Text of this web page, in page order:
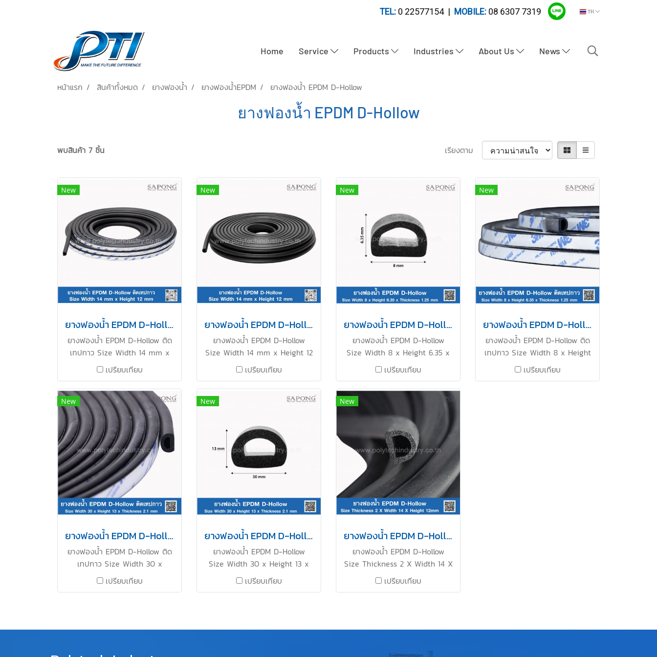
TEL:0 22577154 | MOBILE: 08 6307 7319 TH
Home Service Products Industries About Us News
หน้าแรก สินค้าทั้งหมด ยางฟองน้ำ ยางฟองน้ำEPDM ยางฟองน้ำ EPDM D-Hollow
ยางฟองน้ำ EPDM D-Hollow
พบสินค้า 7 ชิ้น เรียงตาม
New
ยางฟองน้ำ EPDM D-Hollow ติดเทปกาว 14x12mm
ยางฟองน้ำ EPDM D-Hollow ติด
เทปกาว Size Width 14 mm x
Height 12 mm ทนสภาพแวดล้อม
ต่อการเสื่อมสภาพ อายุการใช้งาน
ยาวนาน โครงสร้าง Closed-cell
มีความยืดหยุ่นสูง รักษารูปทรงได้ดี
เยี่ยม คืนตัวได้ดี ทนความร้อนได้สูง
ถึง up to +160ºC Tel : 0-2257-
7154 / MB : 086-307-7319 /
Line OA : @PTIRUBBER
เปรียบเทียบ
New
ยางฟองน้ำ EPDM D-Hollow 14x12mm
ยางฟองน้ำ EPDM D-Hollow
Size Width 14 mm x Height 12
mm ทนสภาพแวดล้อม UV
การเสื่อมสภาพ อายุการใช้งาน
ยาวนาน โครงสร้าง Closed-cell
เยี่ยม คืนตัวได้ดี ทนความร้อนได้สูง
ถึง up to +160ºC Tel : 0-2257-
7154 / MB : 086-307-7319 /
Line OA : @PTIRUBBER
เปรียบเทียบ
New
ยางฟองน้ำ EPDM D-Hollow 8x6.35mm
ยางฟองน้ำ EPDM D-Hollow
Size Width 8 x Height 6.35 x
Thickness 1.25 mm ยางฟองน้ำ
สูง Tel : 0-2257-7154 / MB :
086-307-7319 / Line OA :
@PTIRUBBER
เปรียบเทียบ
New
ยางฟองน้ำ EPDM D-Hollow ติดเทปกาว 8x6.35mm
ยางฟองน้ำ EPDM D-Hollow ติด
เทปกาว Size Width 8 x Height
6.35 x Thickness 1.25 mm ยาง
เปรียบเทียบ
New
ยางฟองน้ำ EPDM D-Hollow ติดเทปกาว 30x13mm
ยางฟองน้ำ EPDM D-Hollow ติด
เทปกาว Size Width 30 x
Height 13 x Thickness 2.1 mm
เปรียบเทียบ
New
ยางฟองน้ำ EPDM D-Hollow 30x13mm
ยางฟองน้ำ EPDM D-Hollow
Size Width 30 x Height 13 x
Thickness 2.1 mm ยางฟองน้ำ
เปรียบเทียบ
New
ยางฟองน้ำ EPDM D-Hollow 2x14mm
ยางฟองน้ำ EPDM D-Hollow
Size Thickness 2 X Width 14 X
Height 12mm ยางฟองน้ำยืดหยุ่น
เปรียบเทียบ